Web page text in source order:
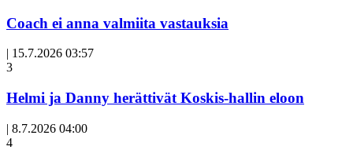
Coach ei anna valmiita vastauksia
| 15.7.2026 03:57
3
Helmi ja Danny herättivät Koskis-hallin eloon
| 8.7.2026 04:00
Avoin
4